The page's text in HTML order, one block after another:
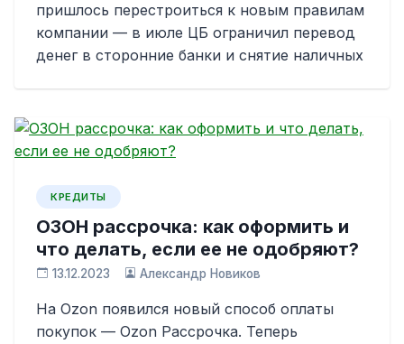
пришлось перестроиться к новым правилам
компании — в июле ЦБ ограничил перевод
денег в сторонние банки и снятие наличных
КРЕДИТЫ
ОЗОН рассрочка: как оформить и
что делать, если ее не одобряют?
13.12.2023 Александр Новиков
На Ozon появился новый способ оплаты
покупок — Ozon Рассрочка. Теперь